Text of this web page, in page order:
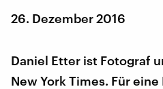
26. Dezember 2016
Daniel Etter ist Fotograf
New York Times. Für